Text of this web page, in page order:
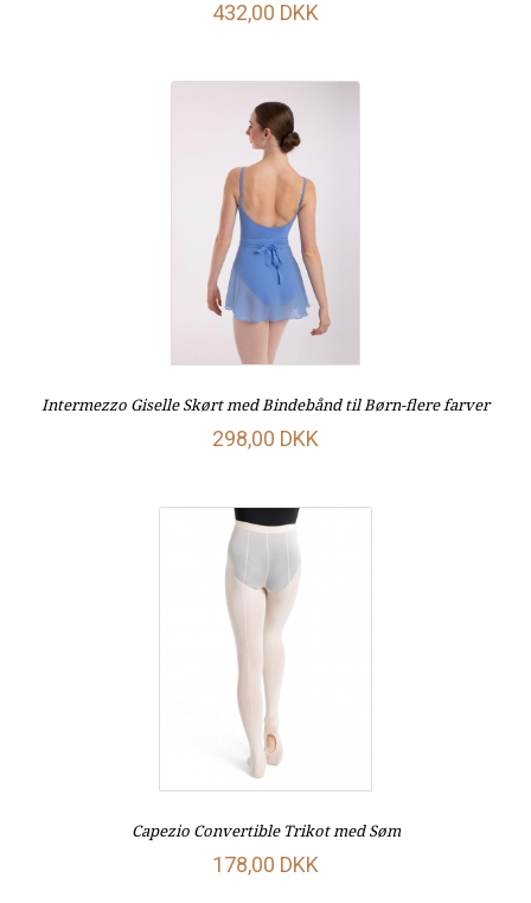
432,00 DKK
Intermezzo Giselle Skørt med Bindebånd til Børn-flere farver
298,00 DKK
Capezio Convertible Trikot med Søm
178,00 DKK